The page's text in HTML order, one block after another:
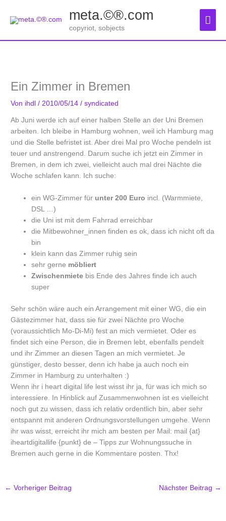
Inhalt
meta.©®.com
copyriot, sobjects
Ein Zimmer in Bremen
Von ihdl/ 2010/05/14/syndicated
Ab Juni werde ich auf einer halben Stelle an der Uni Bremen
arbeiten. Ich bleibe in Hamburg wohnen, weil ich Hamburg mag
und die Stelle befristet ist. Aber drei Mal pro Woche pendeln ist
teuer und anstrengend. Darum suche ich jetzt ein Zimmer in
Bremen, in dem ich zwei, vielleicht auch mal drei Nächte die
Woche schlafen kann. Ich suche:
ein WG-Zimmer für unter 200 Euro incl. (Warmmiete,
DSL …)
die Uni ist mit dem Fahrrad erreichbar
die Mitbewohner_innen finden es ok, dass ich nicht oft da
bin
klein kann das Zimmer ruhig sein
sehr gerne möbliert
Zwischenmiete bis Ende des Jahres finde ich auch
super
Sehr schön wäre auch ein Arrangement mit einer WG, die ein
Gästezimmer hat, dass sie für zwei Nächte pro Woche
(voraussichtlich Mo-Di-Mi) fest an mich vermietet. Oder es
findet sich eine Person, die in Bremen lebt, ebenfalls pendelt
und ihr Zimmer an diesen Tagen an mich vermietet. Je
günstiger, desto besser, denn ich habe ja auch noch ein
Zimmer in Hamburg zu unterhalten :)
Wenn ihr i heart digital life lest wisst ihr ja, für was ich mich so
interessiere. In Hinblick auf Zusammenwohnen ist es vielleicht
noch gut zu wissen, dass ich relativ ordentlich bin, aber sehr
entspannt mit anderen Ordnungsvorstellungen umgehe. Wenn
ihr was wisst, erreicht ihr mich am besten per Mail: mail {at}
iheartdigitallife {punkt} de – Tipps zur Wohnungssuche in
Bremen auch gerne in die Kommentare posten. Thx!
← Vorheriger Beitrag Nächster Beitrag →